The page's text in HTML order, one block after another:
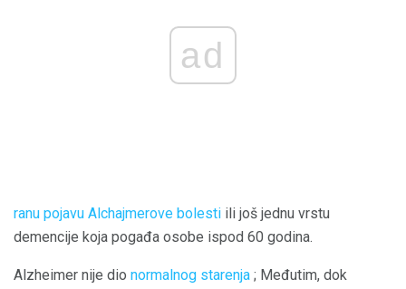
ad
ranu pojavu Alchajmerove bolesti ili još jednu vrstu
demencije koja pogađa osobe ispod 60 godina.
Alzheimer nije dio normalnog starenja ; Međutim, dok